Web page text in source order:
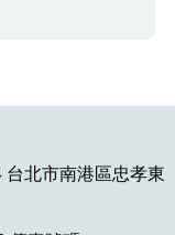
北市南港區忠孝東